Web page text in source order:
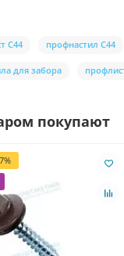
С44 профнастил С44
для забора
покупают